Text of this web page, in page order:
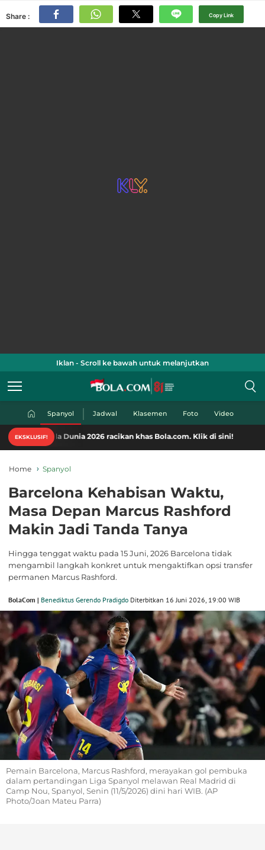
Share : Copy Link
Iklan - Scroll ke bawah untuk melanjutkan
Spanyol Jadwal Klasemen Foto Video
EKSKLUSIF!
Dunia 2026 racikan khas Bola.com. Klik di sini!
Home Spanyol
Barcelona Kehabisan Waktu,
Masa Depan Marcus Rashford
Makin Jadi Tanda Tanya
Hingga tenggat waktu pada 15 Juni, 2026 Barcelona tidak
mengambil langkah konkret untuk mengaktifkan opsi transfer
permanen Marcus Rashford.
BolaCom | Benediktus Gerendo Pradigdo Diterbitkan 16 Juni 2026, 19:00 WIB
Pemain Barcelona, Marcus Rashford, merayakan gol pembuka
dalam pertandingan Liga Spanyol melawan Real Madrid di
Camp Nou, Spanyol, Senin (11/5/2026) dini hari WIB. (AP
Photo/Joan Mateu Parra)